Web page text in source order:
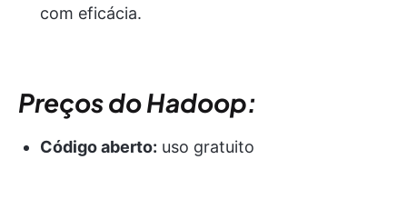
com eficácia.
Preços do Hadoop:
Código aberto: uso gratuito